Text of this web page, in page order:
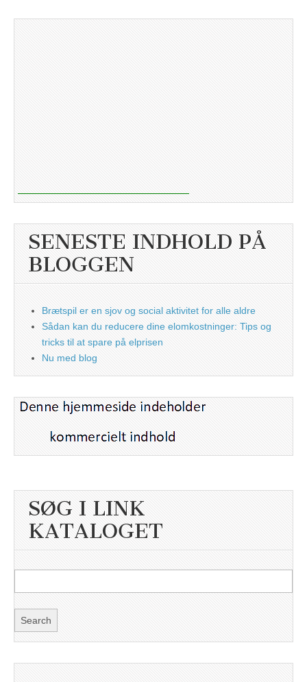
SENESTE INDHOLD PÅ
BLOGGEN
Brætspil er en sjov og social aktivitet for alle aldre
Sådan kan du reducere dine elomkostninger: Tips og
tricks til at spare på elprisen
Nu med blog
SØG I LINK
KATALOGET